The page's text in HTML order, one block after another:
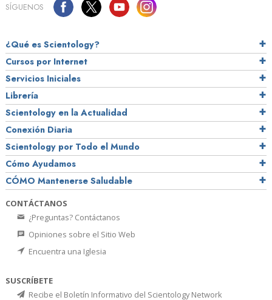
SÍGUENOS
¿Qué es Scientology?
Cursos por Internet
Servicios Iniciales
Librería
Scientology en la Actualidad
Conexión Diaria
Scientology por Todo el Mundo
Cómo Ayudamos
CÓMO Mantenerse Saludable
CONTÁCTANOS
¿Preguntas? Contáctanos
Opiniones sobre el Sitio Web
Encuentra una Iglesia
SUSCRÍBETE
Recibe el Boletín Informativo del Scientology Network